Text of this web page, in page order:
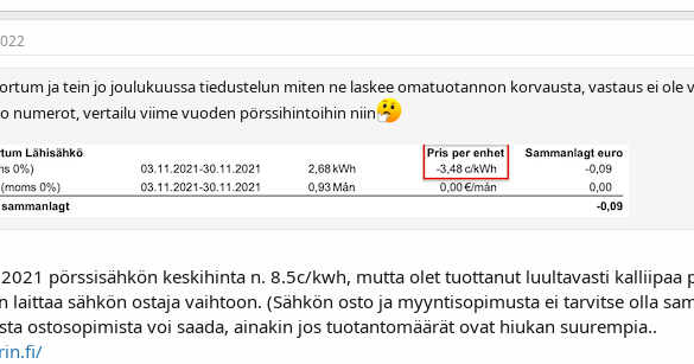
ja tein jo joulukuussa tiedustelun miten ne laskee omatuotannon korvausta, vastaus ei
numerot, vertailu viime vuoden pörssihintoihin niin
pörssisähkön keskihinta n. 8.5c/kwh, mutta olet tuottanut luultavasti kalliipaa
laittaa sähkön ostaja vaihtoon. (Sähkön osto ja myyntisopimusta ei tarvitse olla
ostosopimista voi saada, ainakin jos tuotantomäärät ovat hiukan suurempia..